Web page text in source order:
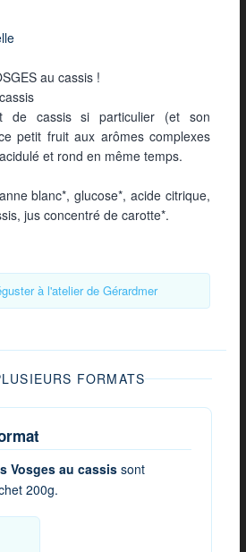
au cassis !
de cassis si particulier (et son
petit fruit aux arômes complexes
et rond en même temps.
blanc*, glucose*, acide citrique,
jus concentré de carotte*.
à l'atelier de Gérardmer
FORMATS
Vosges au cassissont
200g.